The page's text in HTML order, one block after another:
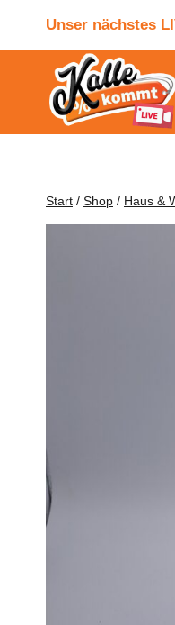
Unser nächstes
Start / Shop / Haus &